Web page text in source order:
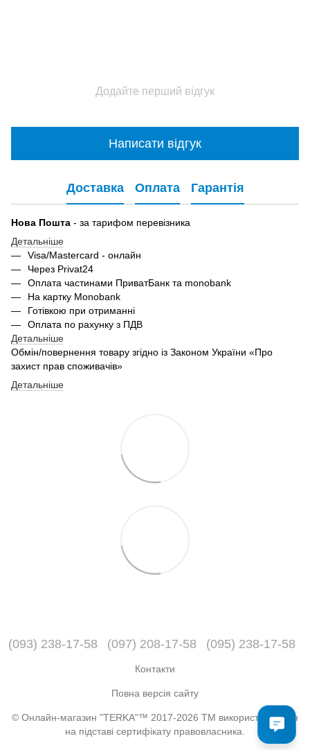
Додайте перший відгук
Написати відгук
Доставка Оплата Гарантія
Нова Пошта - за тарифом перевізника
Детальніше
Visa/Mastercard - онлайн
Через Privat24
Оплата частинами ПриватБанк та monobank
На картку Monobank
Готівкою при отриманні
Оплата по рахунку з ПДВ
Детальніше
Обмін/повернення товару згідно із Законом України «Про
захист прав споживачів»
Детальніше
(093) 238-17-58 (097) 208-17-58 (095) 238-17-58
Контакти
Повна версія сайту
© Онлайн-магазин "TERKA"™ 2017-2026 ТМ використовується
на підставі сертифікату правовласника.